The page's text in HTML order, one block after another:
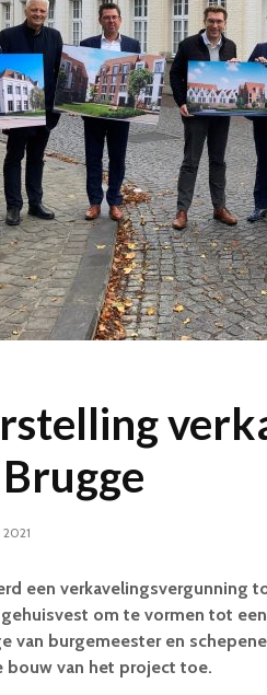
een verkavelingsvergunning
gehuisvest om te vormen tot
van burgemeester en
bouw van het project toe.